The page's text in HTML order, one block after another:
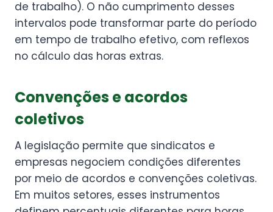
de trabalho). O não cumprimento desses
intervalos pode transformar parte do período
em tempo de trabalho efetivo, com reflexos
no cálculo das horas extras.
Convenções e acordos
coletivos
A legislação permite que sindicatos e
empresas negociem condições diferentes
por meio de acordos e convenções coletivas.
Em muitos setores, esses instrumentos